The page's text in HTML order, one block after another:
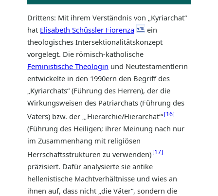
Drittens: Mit ihrem Verständnis von „Kyriarchat“
hat Elisabeth Schüssler Fiorenza
ein
theologisches Intersektionalitätskonzept
vorgelegt. Die römisch-katholische
Feministische Theologin und Neutestamentlerin
entwickelte in den 1990ern den Begriff des
„Kyriarchats“ (Führung des Herren), der die
Wirkungsweisen des Patriarchats (Führung des
Vaters) bzw. der „‚Hierarchie/Hierarchat‘“ 16
(Führung des Heiligen; ihrer Meinung nach nur
im Zusammenhang mit religiösen
Herrschaftsstrukturen zu verwenden) 17
präzisiert. Dafür analysierte sie antike
hellenistische Machtverhältnisse und wies an
ihnen auf, dass nicht „die Väter“, sondern die